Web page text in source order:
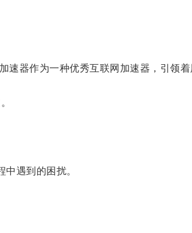
器作为一种优秀互联网加速器，引领
遇到的困扰。